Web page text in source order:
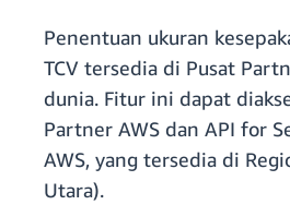
Penentuan ukuran
TCV tersedia di Pusat
dunia. Fitur ini dapat
Partner AWS dan API for
AWS, yang tersedia di
Utara).